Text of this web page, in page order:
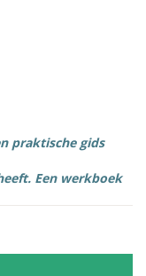
praktische gids
Een werkboek